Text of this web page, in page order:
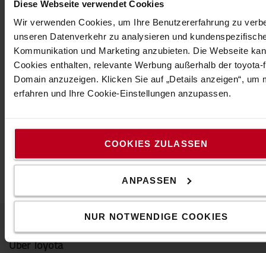
Diese Webseite verwendet Cookies
Wir verwenden Cookies, um Ihre Benutzererfahrung zu
unseren Datenverkehr zu analysieren und
Kommunikation und Marketing anzubieten. Die Webseite
Cookies enthalten, relevante Werbung außerhalb der
Domain anzuzeigen. Klicken Sie auf „Details anzeigen“, um
erfahren und Ihre Cookie-Einstellungen anzupassen.
COOKIES ZULASSEN
ANPASSEN
NUR NOTWENDIGE COOKIES
einziehbaren Absperrbändern. Jede Skipper-Einheit
enthält 9 m (30′) langlebiges, gut sichtbares
Gewebeband und wird von Gesundheits- und
Sicherheitsexperten auf der ganzen Welt
verwendet.
Technische Eigenschaften
*2xSkipper Pfosten & Basis System
*1xSkipper-Attrappe
Über Toyota